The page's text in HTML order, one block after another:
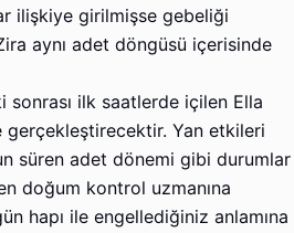
ilişkiye girilmişse gebeliği
aynı adet döngüsü içerisinde
ilk saatlerde içilen Ella
gerçekleştirecektir. Yan etkileri
süren adet dönemi gibi durumlar
doğum kontrol uzmanına
hapı ile engellediğiniz anlamına